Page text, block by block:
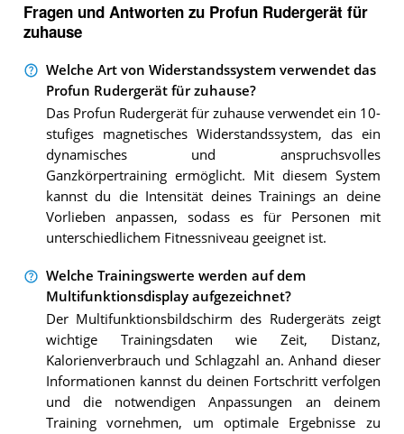
Fragen und Antworten zu Profun Rudergerät für
zuhause
Welche Art von Widerstandssystem verwendet das
Profun Rudergerät für zuhause?
Das Profun Rudergerät für zuhause verwendet ein 10-
stufiges magnetisches Widerstandssystem, das ein
dynamisches und anspruchsvolles
Ganzkörpertraining ermöglicht. Mit diesem System
kannst du die Intensität deines Trainings an deine
Vorlieben anpassen, sodass es für Personen mit
unterschiedlichem Fitnessniveau geeignet ist.
Welche Trainingswerte werden auf dem
Multifunktionsdisplay aufgezeichnet?
Der Multifunktionsbildschirm des Rudergeräts zeigt
wichtige Trainingsdaten wie Zeit, Distanz,
Kalorienverbrauch und Schlagzahl an. Anhand dieser
Informationen kannst du deinen Fortschritt verfolgen
und die notwendigen Anpassungen an deinem
Training vornehmen, um optimale Ergebnisse zu